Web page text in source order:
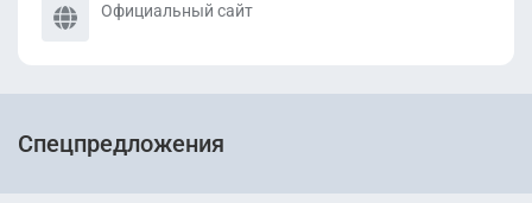
Официальный сайт
Спецпредложения